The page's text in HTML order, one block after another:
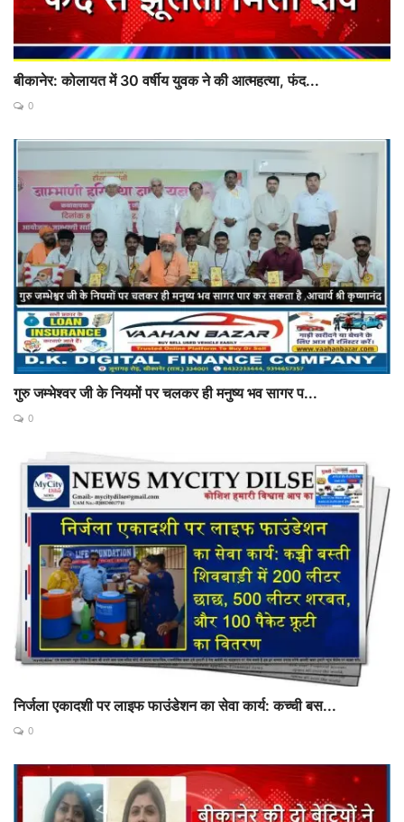
बीकानेर: कोलायत में 30 वर्षीय युवक ने की आत्महत्या, फंद...
0
गुरु जम्भेश्वर जी के नियमों पर चलकर ही मनुष्य भव सागर प...
0
निर्जला एकादशी पर लाइफ फाउंडेशन का सेवा कार्य: कच्ची बस...
0